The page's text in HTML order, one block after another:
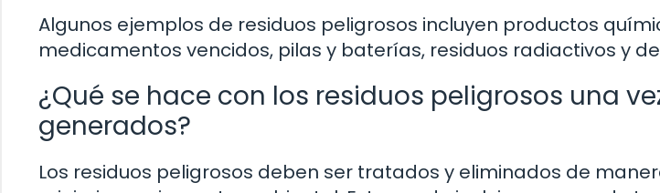
Algunos ejemplos de residuos peligrosos incluyen productos
medicamentos vencidos, pilas y baterías, residuos radiactivos y
¿Qué se hace con los residuos peligrosos una
generados?
Los residuos peligrosos deben ser tratados y eliminados de